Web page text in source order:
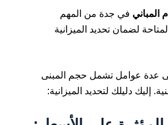
المباني في جدة من المهم
لضمان تحديد الميزانية
عدة عوامل تشمل حجم المبنى
إليك دليلك لتحديد الميزانية: